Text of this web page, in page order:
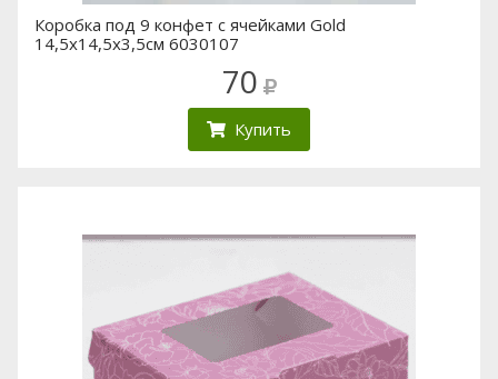
Коробка под 9 конфет с ячейками Gold
14,5х14,5х3,5см 6030107
70
Купить